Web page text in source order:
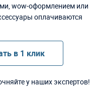
wow-оформлением или
оплачиваются
в 1 клик
у наших экспертов!